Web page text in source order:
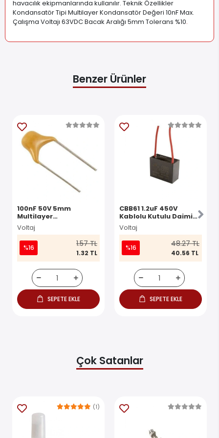
havacılık ekipmanlarında kullanılır. Teknik Özellikler
Kondansatör Tipi Multilayer Kondansatör Değeri 10nF Max.
Çalışma Voltajı 63VDC Bacak Aralığı 5mm Tolerans %10.
Benzer Ürünler
100nF 50V 5mm
Multilayer
Kondansatör
Voltaj
%16 1.57 TL
1.32 TL
SEPETE EKLE
CBB61 1.2uF 450V
Kablolu Kutulu Daimi
Kondansatör
Voltaj
%16 48.27 TL
40.56 TL
SEPETE EKLE
Çok Satanlar
(1)